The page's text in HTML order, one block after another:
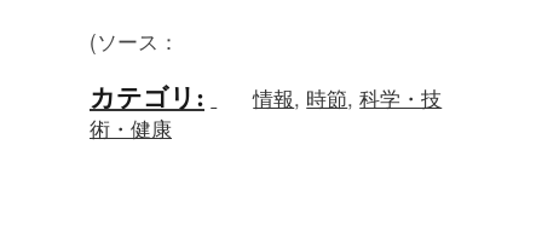
(ソース：
カテゴリ : 情報, 時節, 科学・技
術・健康